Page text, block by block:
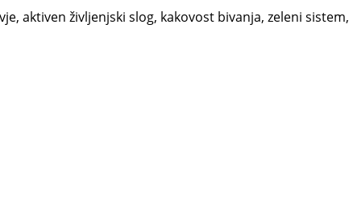
aktiven življenjski slog, kakovost bivanja, zeleni sistem,